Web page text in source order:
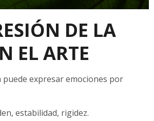
DE LA
EL ARTE
puede expresar emociones por
estabilidad, rigidez.